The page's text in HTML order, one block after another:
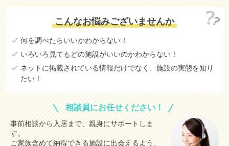
こんなお悩みございませんか
何を調べたらいいかわからない！
いろいろ見てもどの施設がいいのかわからない！
ネットに掲載されている情報だけでなく、施設の実態を知り
たい！
相談員にお任せください！
事前相談から入居まで、親身にサポートしま
す。
ご家族含めて納得できる施設に出会えるよう、